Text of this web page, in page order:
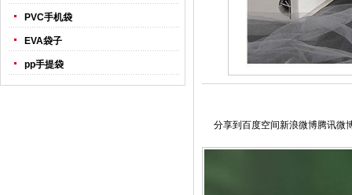
PVC手机袋
EVA袋子
pp手提袋
分享到 百度空间新浪微博腾讯微